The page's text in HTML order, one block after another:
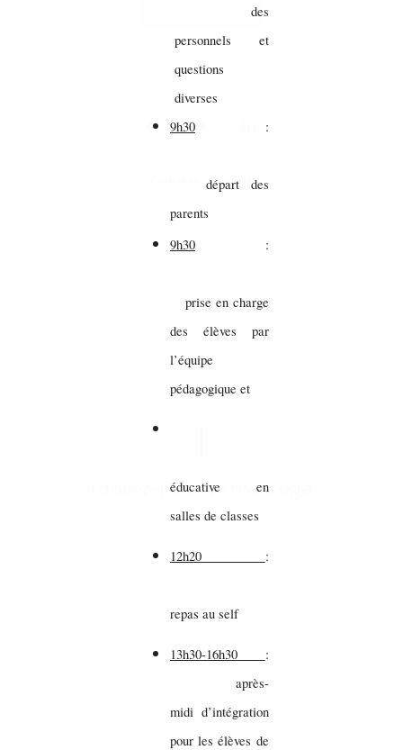
des
personnels et
questions
diverses
9h30 :
départ des
parents
9h30 :
prise en charge
des élèves par
l’équipe
pédagogique et
éducative en
salles de classes
12h20 :
repas au self
13h30-16h30 :
après-
midi d’intégration
pour les élèves de
Partager sur vos réseaux
Laissez-nous un message